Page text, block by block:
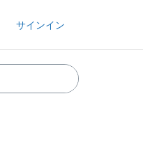
サインイン